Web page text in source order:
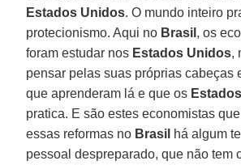
Estados Unidos. O mundo inteiro
protecionismo. Aqui no Brasil , os
foram estudar nos Estados Unidos,
pensar pelas suas próprias cabeças
que aprenderam lá e que os
pratica. E são estes economistas
essas reformas no Brasil há algum
pessoal despreparado, que não tem